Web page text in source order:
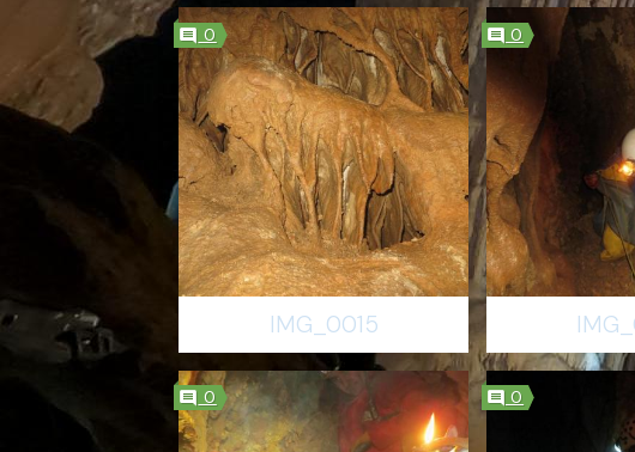
0
IMG_0015
0
0 0